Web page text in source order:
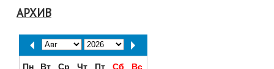
АРХИВ
Пн Вт Ср Чт Пт Сб
Вс